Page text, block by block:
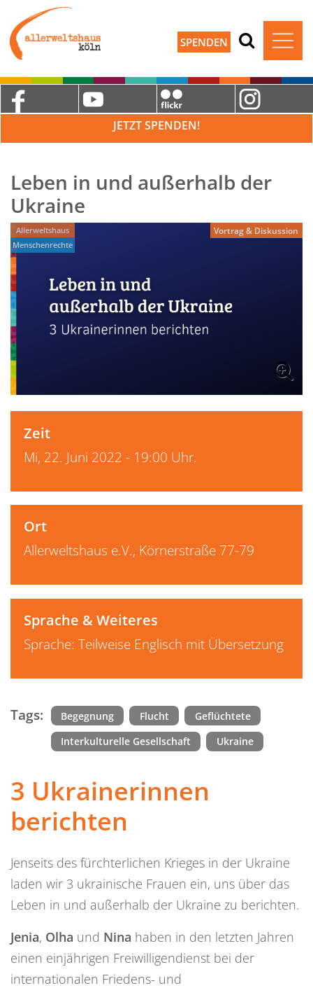
SPENDEN
JETZT SPENDEN!
Leben in und außerhalb der
Ukraine
Allerweltshaus
Menschenrechte
Vortrag & Diskussion
Zeit
Mi, 22. Juni 2022 - 19:00 Uhr.
Ort
Allerweltshaus e.V., Körnerstraße 77-79
Sprache & Weiteres
Sprache: Teilweise Englisch mit Übersetzung
Tags: Begegnung Flucht
Geflüchtete
Interkulturelle Gesellschaft
Ukraine
3 Ukrainerinnen
berichten
Jenseits des fürchterlichen Krieges in der Ukraine
laden wir 3 ukrainische Frauen ein, uns über das
Leben in und außerhalb der Ukraine zu berichten.
Jenia, Olha und Nina haben in den letzten Jahren
einen einjährigen Freiwilligendienst bei der
internationalen Friedens- und